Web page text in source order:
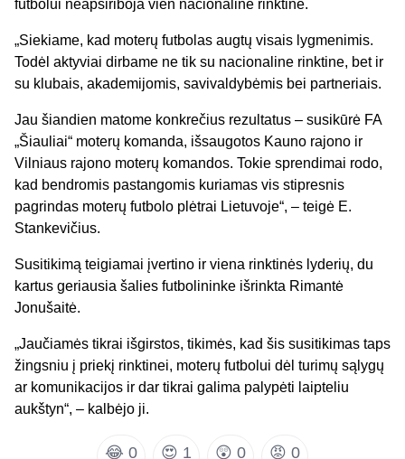
futbolui neapsiriboja vien nacionaline rinktine.
„Siekiame, kad moterų futbolas augtų visais lygmenimis.
Todėl aktyviai dirbame ne tik su nacionaline rinktine, bet ir
su klubais, akademijomis, savivaldybėmis bei partneriais.
Jau šiandien matome konkrečius rezultatus – susikūrė FA
„Šiauliai“ moterų komanda, išsaugotos Kauno rajono ir
Vilniaus rajono moterų komandos. Tokie sprendimai rodo,
kad bendromis pastangomis kuriamas vis stipresnis
pagrindas moterų futbolo plėtrai Lietuvoje“, – teigė E.
Stankevičius.
Susitikimą teigiamai įvertino ir viena rinktinės lyderių, du
kartus geriausia šalies futbolininke išrinkta Rimantė
Jonušaitė.
„Jaučiamės tikrai išgirstos, tikimės, kad šis susitikimas taps
žingsniu į priekį rinktinei, moterų futbolui dėl turimų sąlygų
ar komunikacijos ir dar tikrai galima palypėti laipteliu
aukštyn“, – kalbėjo ji.
😂 0 😍 1 😲 0 😡 0